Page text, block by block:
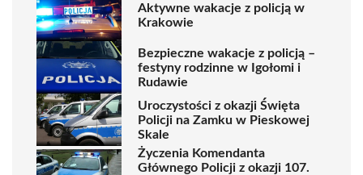
Aktywne wakacje z policją w
Krakowie
Bezpieczne wakacje z policją –
festyny rodzinne w Igołomi i
Rudawie
Uroczystości z okazji Święta
Policji na Zamku w Pieskowej
Skale
Życzenia Komendanta
Głównego Policji z okazji 107.